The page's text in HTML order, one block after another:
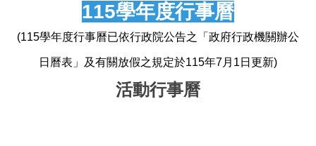
115學年度行事曆
(115學年度行事曆已依行政院公告之「政府行政機關辦公
日曆表」及有關放假之規定於115年7月1日更新)
活動行事曆